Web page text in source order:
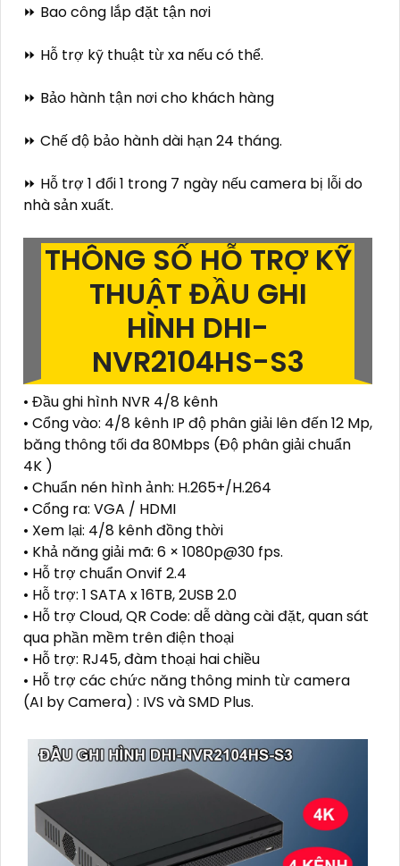
⏩ Bao công lắp đặt tận nơi
⏩ Hỗ trợ kỹ thuật từ xa nếu có thể.
⏩ Bảo hành tận nơi cho khách hàng
⏩ Chế độ bảo hành dài hạn 24 tháng.
⏩ Hỗ trợ 1 đổi 1 trong 7 ngày nếu camera bị lỗi do
nhà sản xuất.
THÔNG SỐ HỖ TRỢ KỸ
THUẬT ĐẦU GHI
HÌNH DHI-
NVR2104HS-S3
• Đầu ghi hình NVR 4/8 kênh
• Cổng vào: 4/8 kênh IP độ phân giải lên đến 12 Mp,
băng thông tối đa 80Mbps (Độ phân giải chuẩn
4K )
• Chuẩn nén hình ảnh: H.265+/H.264
• Cổng ra: VGA / HDMI
• Xem lại: 4/8 kênh đồng thời
• Khả năng giải mã: 6 × 1080p@30 fps.
• Hỗ trợ chuẩn Onvif 2.4
• Hỗ trợ: 1 SATA x 16TB, 2USB 2.0
• Hỗ trợ Cloud, QR Code: dễ dàng cài đặt, quan sát
qua phần mềm trên điện thoại
• Hỗ trợ: RJ45, đàm thoại hai chiều
• Hỗ trợ các chức năng thông minh từ camera
(AI by Camera) : IVS và SMD Plus.